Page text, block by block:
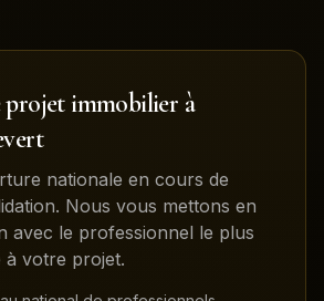
immobilier à
nationale en cours de
Nous vous mettons en
avec le professionnel le plus
à votre projet.